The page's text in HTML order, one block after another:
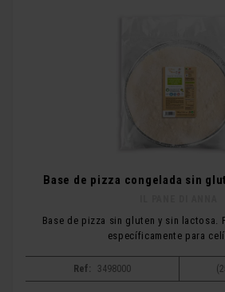
Base de pizza congelada sin
Base de pizza sin gluten y sin lactosa.
específicamente para
Ref: 3498000